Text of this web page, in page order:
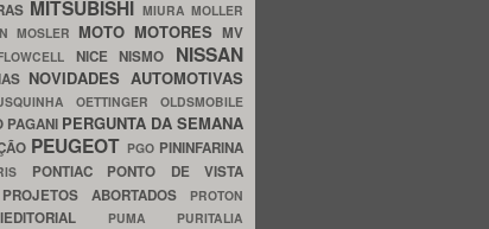
MITSUBISHI MIURA MOLLER
MOSLER MOTO MOTORES MV
NICENISMO NISSAN
NOVIDADES AUTOMOTIVAS
OETTINGER OLDSMOBILE
PAGANI PERGUNTA DA SEMANA
PEUGEOT PGO PININFARINA
PONTIAC PONTO DE VISTA
PROJETOS ABORTADOS PROTON
PUMA PURITALIA